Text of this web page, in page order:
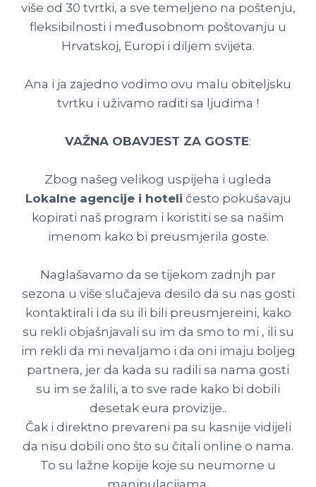
više od 30 tvrtki, a sve temeljeno na poštenju,
fleksibilnosti i međusobnom poštovanju u
Hrvatskoj, Europi i diljem svijeta.
Ana i ja zajedno vodimo ovu malu obiteljsku
tvrtku i uživamo raditi sa ljudima !
VAŽNA OBAVJEST ZA GOSTE:
Zbog našeg velikog uspijeha i ugleda
Lokalne agencije i hoteli često pokušavaju
kopirati naš program i koristiti se sa našim
imenom kako bi preusmjerila goste.
Naglašavamo da se tijekom zadnjh par
sezona u više slučajeva desilo da su nas gosti
kontaktirali i da su ili bili preusmjereini, kako
su rekli objašnjavali su im da smo to mi , ili su
im rekli da mi nevaljamo i da oni imaju boljeg
partnera, jer da kada su radili sa nama gosti
su im se žalili, a to sve rade kako bi dobili
desetak eura provizije..
Čak i direktno prevareni pa su kasnije vidijeli
da nisu dobili ono što su čitali online o nama.
To su lažne kopije koje su neumorne u